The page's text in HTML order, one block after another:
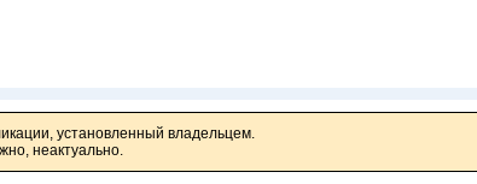
установленный владельцем.
неактуально.